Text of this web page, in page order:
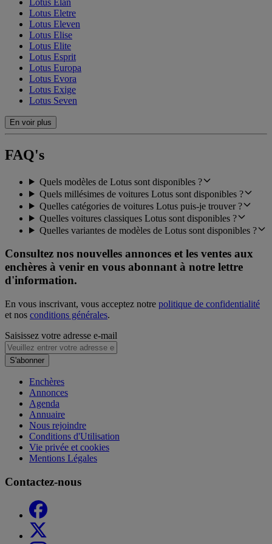
Lotus Eletre
Lotus Eleven
Lotus Elise
Lotus Elite
Lotus Esprit
Lotus Europa
Lotus Evora
Lotus Exige
Lotus Seven
En voir plus
FAQ's
Quels modèles de Lotus sont disponibles ?
Quels millésimes de voitures Lotus sont disponibles ?
Quelles catégories de voitures Lotus puis-je trouver ?
Quelles voitures classiques Lotus sont disponibles ?
Quelles variantes de modèles de Lotus sont disponibles ?
Consultez nos nouvelles annonces et les ventes aux
enchères à venir en vous abonnant à notre lettre
d'information.
En vous inscrivant, vous acceptez notre politique de confidentialité
et nos conditions générales.
Saisissez votre adresse e-mail
S'abonner
Enchères
Annonces
Agenda
Annuaire
Nous rejoindre
Conditions d'Utilisation
Vie privée et cookies
Mentions Légales
Contactez-nous